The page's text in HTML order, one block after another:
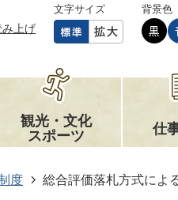
上げ
文字サイズ
背景色
観光・文化
スポーツ
仕
度 総合評価落札方式によ